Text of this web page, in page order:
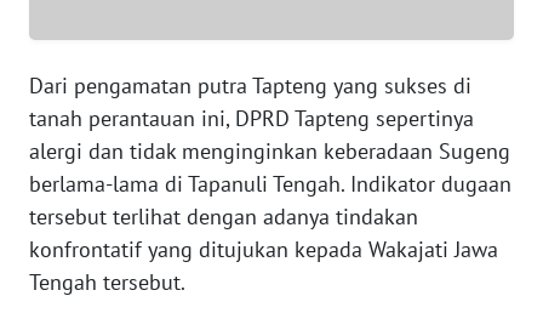
Dari pengamatan putra Tapteng yang sukses di
tanah perantauan ini, DPRD Tapteng sepertinya
alergi dan tidak menginginkan keberadaan Sugeng
berlama-lama di Tapanuli Tengah. Indikator dugaan
tersebut terlihat dengan adanya tindakan
konfrontatif yang ditujukan kepada Wakajati Jawa
Tengah tersebut.
SERAMBI
WN
JAMBI
WN
SULTRA